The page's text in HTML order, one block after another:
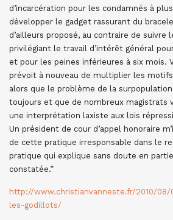
d’incarcération pour les condamnés à
développer le gadget rassurant du
d’ailleurs proposé, au contraire de suivre
privilégiant le travail d’intérêt général
et pour les peines inférieures à six mois.
prévoit à nouveau de multiplier les
alors que le problème de la
toujours et que de nombreux magistrats
une interprétation laxiste aux lois
Un président de cour d’appel honoraire
de cette pratique irresponsable dans le
pratique qui explique sans doute en
constatée.”
http://www.christianvanneste.fr/2010/
les-godillots/